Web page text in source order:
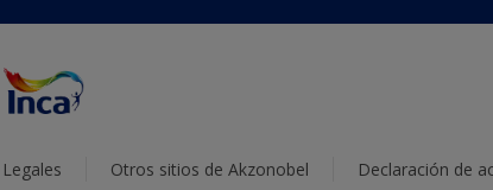
Legales Otros sitios de Akzonobel Declaración de